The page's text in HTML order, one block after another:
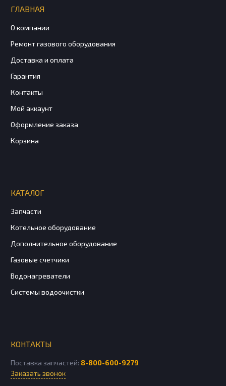
ГЛАВНАЯ
О компании
Ремонт газового оборудования
Доставка и оплата
Гарантия
Контакты
Мой аккаунт
Оформление заказа
Корзина
КАТАЛОГ
Запчасти
Котельное оборудование
Дополнительное оборудование
Газовые счетчики
Водонагреватели
Системы водоочистки
КОНТАКТЫ
Поставка запчастей: 8-800-600-9279
Заказать звонок